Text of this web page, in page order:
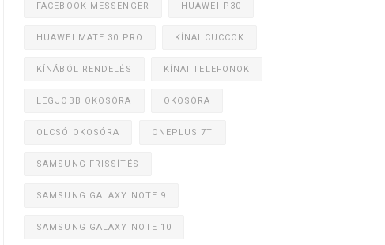
FACEBOOK MESSENGER HUAWEI P30
HUAWEI MATE 30 PRO KÍNAI CUCCOK
KÍNÁBÓL RENDELÉS KÍNAI TELEFONOK
LEGJOBB OKOSÓRA OKOSÓRA
OLCSÓ OKOSÓRA ONEPLUS 7T
SAMSUNG FRISSÍTÉS
SAMSUNG GALAXY NOTE 9
SAMSUNG GALAXY NOTE 10